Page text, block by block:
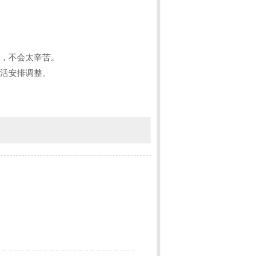
不会太辛苦。
安排调整。